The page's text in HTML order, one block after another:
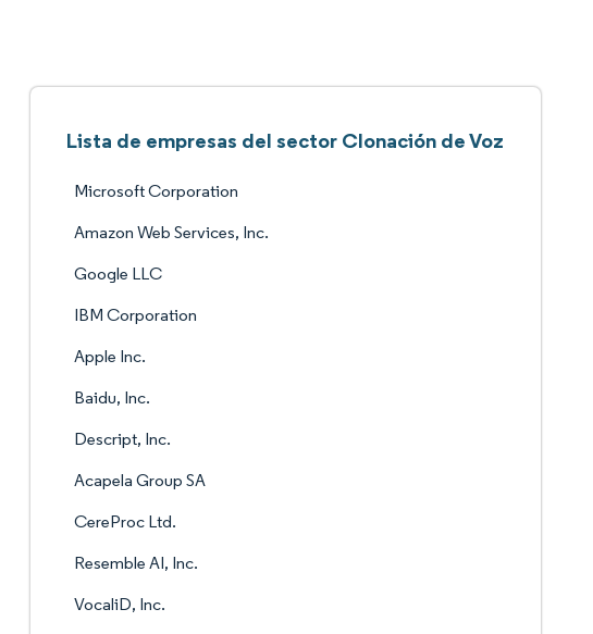
Lista de empresas del sector Clonación de Voz
Microsoft Corporation
Amazon Web Services, Inc.
Google LLC
IBM Corporation
Apple Inc.
Baidu, Inc.
Descript, Inc.
Acapela Group SA
CereProc Ltd.
Resemble AI, Inc.
VocaliD, Inc.